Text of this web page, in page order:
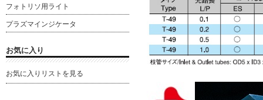
フォトリソ用ライト
プラズマインジケータ
お気に入り
お気に入りリストを見る